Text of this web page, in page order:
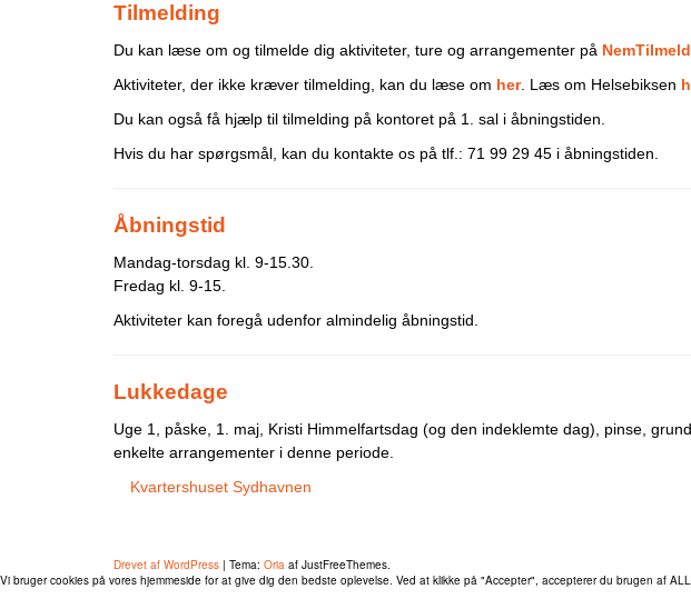
Tilmelding
Du kan læse om og tilmelde dig aktiviteter, ture og arrangementer på NemTilmeld
Aktiviteter, der ikke kræver tilmelding, kan du læse om her. Læs om Helsebiksen
Du kan også få hjælp til tilmelding på kontoret på 1. sal i åbningstiden.
Hvis du har spørgsmål, kan du kontakte os på tlf.: 71 99 29 45 i åbningstiden.
Åbningstid
Mandag-torsdag kl. 9-15.30.
Fredag kl. 9-15.
Aktiviteter kan foregå udenfor almindelig åbningstid.
Lukkedage
Uge 1, påske, 1. maj, Kristi Himmelfartsdag (og den indeklemte dag), pinse,
enkelte arrangementer i denne periode.
Kvartershuset Sydhavnen
Drevet af WordPress | Tema: Oria af JustFreeThemes.
Vi bruger cookies på vores hjemmeside for at give dig den bedste oplevelse. Ved at klikke på "Accepter", accepterer du brugen af